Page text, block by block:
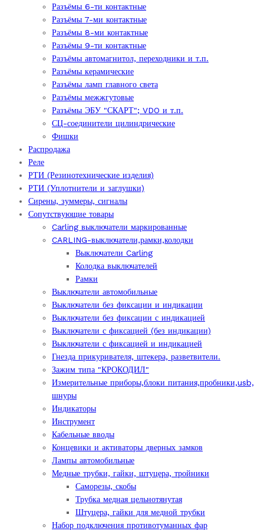
Разъёмы 6-ти контактные
Разъёмы 7-ми контактные
Разъёмы 8-ми контактные
Разъёмы 9-ти контактные
Разъёмы автомагнитол, переходники и т.п.
Разъёмы керамические
Разъёмы ламп главного света
Разъёмы межжгутовые
Разъёмы ЭБУ "СКАРТ"; VDO и т.п.
СЦ-соединители цилиндрические
Фишки
Распродажа
Реле
РТИ (Резинотехнические изделия)
РТИ (Уплотнители и заглушки)
Сирены, зуммеры, сигналы
Сопутствующие товары
Carling выключатели маркированные
CARLING-выключатели,рамки,колодки
Выключатели Carling
Колодка выключателей
Рамки
Выключатели автомобильные
Выключатели без фиксации и индикации
Выключатели без фиксации с индикацией
Выключатели с фиксацией (без индикации)
Выключатели с фиксацией и индикацией
Гнезда прикуривателя, штекера, разветвители.
Зажим типа "КРОКОДИЛ"
Измерительные приборы,блоки питания,пробники,usb,
шнуры
Индикаторы
Инструмент
Кабельные вводы
Концевики и активаторы дверных замков
Лампы автомобильные
Медные трубки, гайки, штуцера, тройники
Саморезы, скобы
Трубка медная цельнотянутая
Штуцера, гайки для медной трубки
Набор подключения противотуманных фар